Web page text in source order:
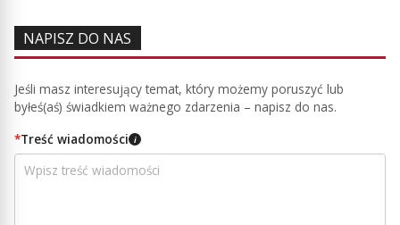
NAPISZ DO NAS
Jeśli masz interesujący temat, który możemy poruszyć lub
byłeś(aś) świadkiem ważnego zdarzenia – napisz do nas.
*Treść wiadomości i